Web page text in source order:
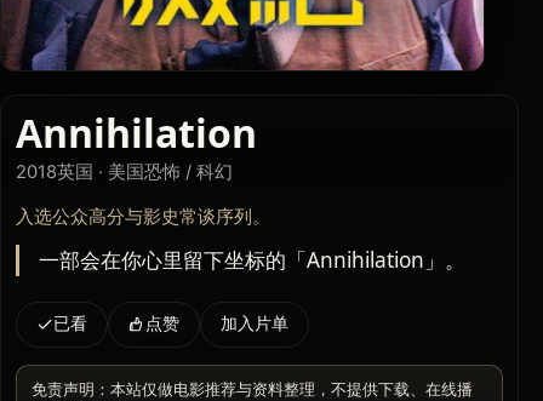
Annihilation
2018英国 · 美国恐怖 / 科幻
入选公众高分与影史常谈序列。
一部会在你心里留下坐标的「Annihilation」。
已看 点赞 加入片单
免责声明：本站仅做电影推荐与资料整理，不提供下载、在线播